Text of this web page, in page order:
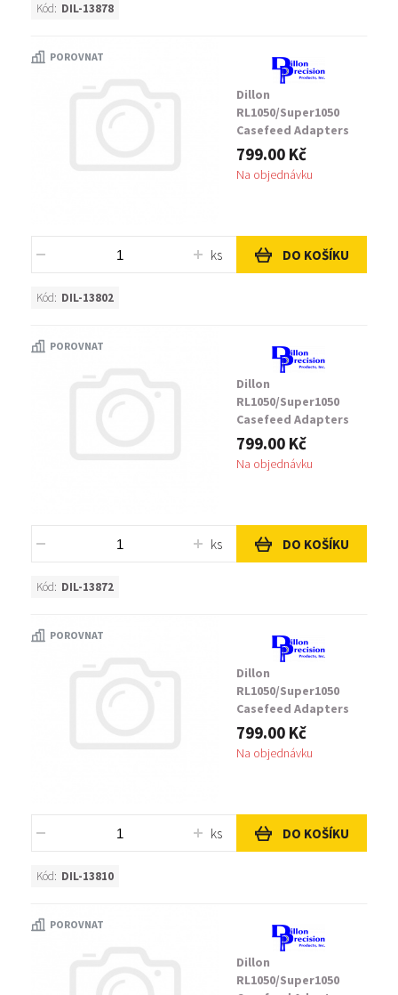
Kód: DIL-13878
POROVNAT
Dillon
RL1050/Super1050
Casefeed Adapters
Orange
799.00 Kč
Na objednávku
ks DO KOŠÍKU
Kód: DIL-13802
POROVNAT
Dillon
RL1050/Super1050
Casefeed Adapters
Red
799.00 Kč
Na objednávku
ks DO KOŠÍKU
Kód: DIL-13872
POROVNAT
Dillon
RL1050/Super1050
Casefeed Adapters
White
799.00 Kč
Na objednávku
ks DO KOŠÍKU
Kód: DIL-13810
POROVNAT
Dillon
RL1050/Super1050